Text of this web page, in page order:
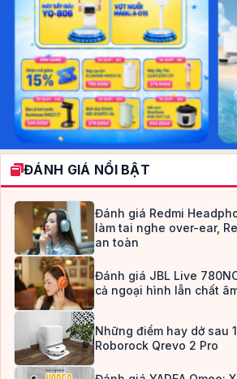
ĐÁNH GIÁ NỔI BẬT
Đánh giá Redmi
làm tai nghe over-ear,
an toàn
Đánh giá JBL Live
cả ngoại hình lẫn chất
Những điểm hay dở sau
Roborock Qrevo 2 Pro